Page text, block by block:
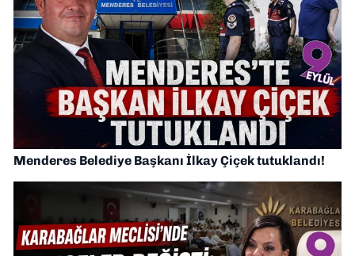
Menderes Belediye Başkanı İlkay Çiçek tutuklandı!